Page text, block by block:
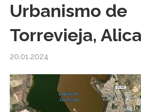
Urbanismo de
Torrevieja,
20.01.2024